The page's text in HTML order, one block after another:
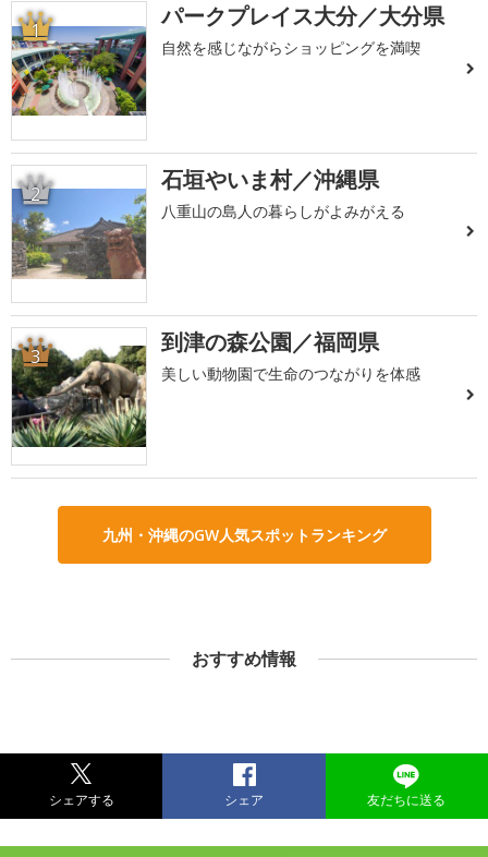
1 パークプレイス大分／大分県
自然を感じながらショッピングを満喫
2 石垣やいま村／沖縄県
八重山の島人の暮らしがよみがえる
3 到津の森公園／福岡県
美しい動物園で生命のつながりを体感
九州・沖縄のGW人気スポットランキング
おすすめ情報
シェアする シェア 友だちに送る